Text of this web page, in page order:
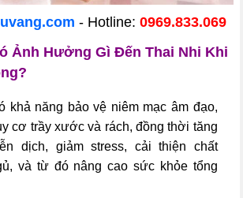
- Hotline: 0969.833.069
Ảnh Hưởng Gì Đến Thai Nhi Khi
khả năng bảo vệ niêm mạc âm đạo,
cơ trầy xước và rách, đồng thời tăng
dịch, giảm stress, cải thiện chất
và từ đó nâng cao sức khỏe tổng